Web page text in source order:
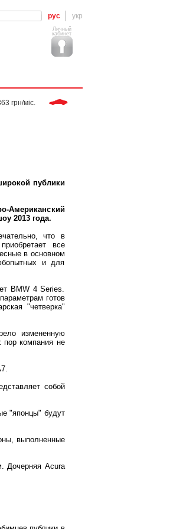
рус укр
Личный
кабинет
міс. Tiggo - від   9 283 грн/міс.
публики
Американский
2013 года.
что в
все
в основном
и для
BMW 4 Series.
готов
"четверка"
измененную
пор компания не
собой
"японцы" будут
выполненные
Дочерняя Acura